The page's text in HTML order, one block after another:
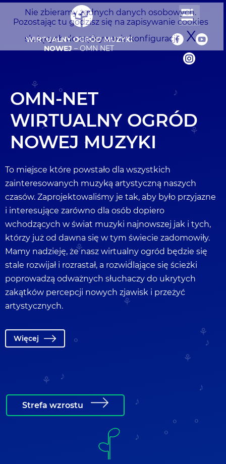
WIRTUALNY OGRÓD MUZYKI
NOWEJ– OMN NET
☰
OMN-NET
WIRTUALNY OGRÓD
NOWEJ MUZYKI
To miejsce które powstało dla wszystkich
zainteresowanych muzyką artystyczną naszych
czasów. Zaprojektowaliśmy je tak, aby było przyjazne
i interesujące zarówno dla osób dopiero
wchodzących w świat muzyki najnowszej jak i tych,
którzy już od dawna się w tym świecie zadomowiły.
Mamy nadzieję, że nasz wirtualny ogród będzie się
stale rozwijał i rozrastał, a rozwidlające się ścieżki
poprowadzą odważnych słuchaczy do ukrytych
zakątków percepcji nowych zjawisk i przeżyć
artystycznych.
Więcej
Strefa wzrostu
Nie zbieramy żadnych danych osobowych.
Pozostając tu godzisz się na zapisywanie cookies
służących do zapisywania konfiguracji.